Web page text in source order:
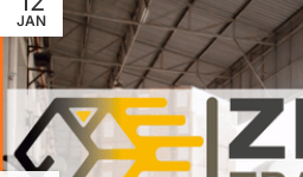
JAN